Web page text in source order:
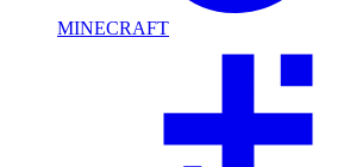
MINECRAFT